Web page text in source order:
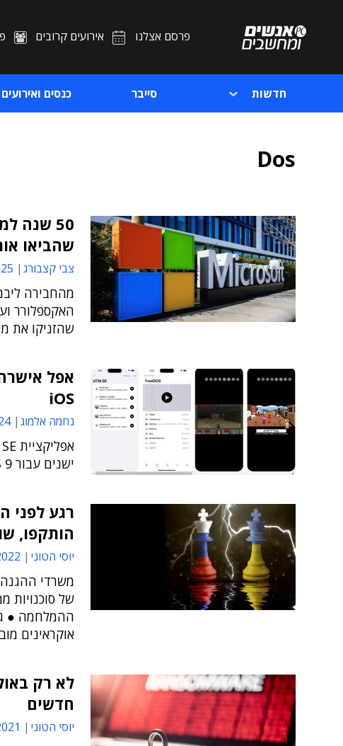
פרסם אצלנו אירועים קרובים
חדשות סייבר כנסים ואירועים
Dos
50 שנה
שהביאו
צבי קצבורג
שהזניקו את
אפל
iOS
נחמה אלמוג
ישנים עבור Windows, Mac OS 9 ו-Linux במכשירי iPhone
רגע לפני
הותקפו,
יוסי הטוני
משרדי ההגנה
של סוכנויות
אוקראינים
לא רק
חדשים
יוסי הטוני